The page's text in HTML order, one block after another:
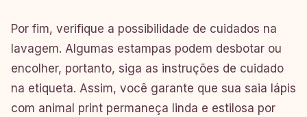
Por fim, verifique a possibilidade de cuidados na
lavagem. Algumas estampas podem desbotar ou
encolher, portanto, siga as instruções de cuidado
na etiqueta. Assim, você garante que sua saia lápis
com animal print permaneça linda e estilosa por